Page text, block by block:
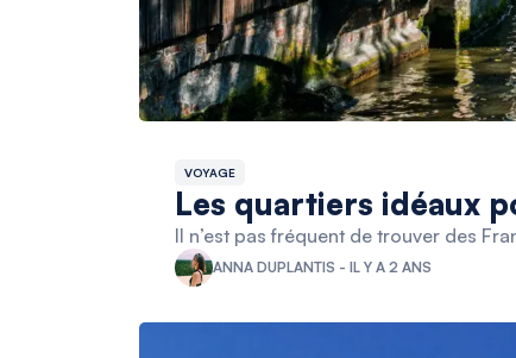
VOYAGE
Les quartiers idéaux
Il n’est pas fréquent de trouver des
ANNA DUPLANTIS - IL Y A 2 ANS